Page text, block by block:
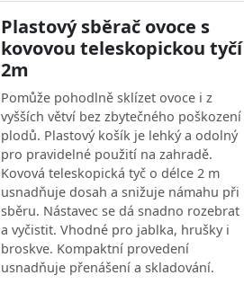
Plastový sběrač ovoce s
kovovou teleskopickou tyčí
2m
Pomůže pohodlně sklízet ovoce i z
vyšších větví bez zbytečného poškození
plodů. Plastový košík je lehký a odolný
pro pravidelné použití na zahradě.
Kovová teleskopická tyč o délce 2 m
usnadňuje dosah a snižuje námahu při
sběru. Nástavec se dá snadno rozebrat
a vyčistit. Vhodné pro jablka, hrušky i
broskve. Kompaktní provedení
usnadňuje přenášení a skladování.